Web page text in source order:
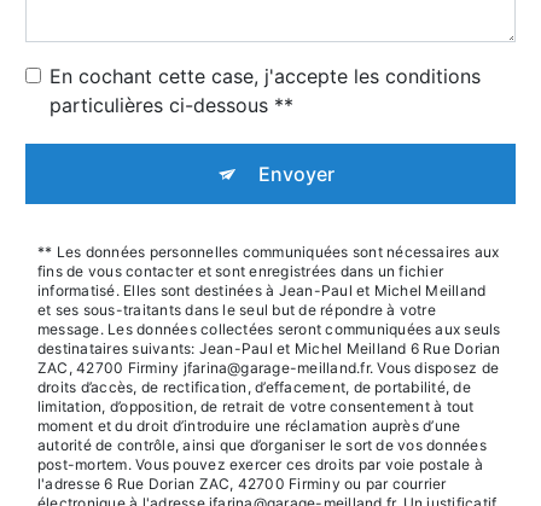
En cochant cette case, j'accepte les conditions
particulières ci-dessous **
Envoyer
** Les données personnelles communiquées sont nécessaires aux
fins de vous contacter et sont enregistrées dans un fichier
informatisé. Elles sont destinées à Jean-Paul et Michel Meilland
et ses sous-traitants dans le seul but de répondre à votre
message. Les données collectées seront communiquées aux seuls
destinataires suivants: Jean-Paul et Michel Meilland 6 Rue Dorian
ZAC, 42700 Firminy jfarina@garage-meilland.fr. Vous disposez de
droits d’accès, de rectification, d’effacement, de portabilité, de
limitation, d’opposition, de retrait de votre consentement à tout
moment et du droit d’introduire une réclamation auprès d’une
autorité de contrôle, ainsi que d’organiser le sort de vos données
post-mortem. Vous pouvez exercer ces droits par voie postale à
l'adresse 6 Rue Dorian ZAC, 42700 Firminy ou par courrier